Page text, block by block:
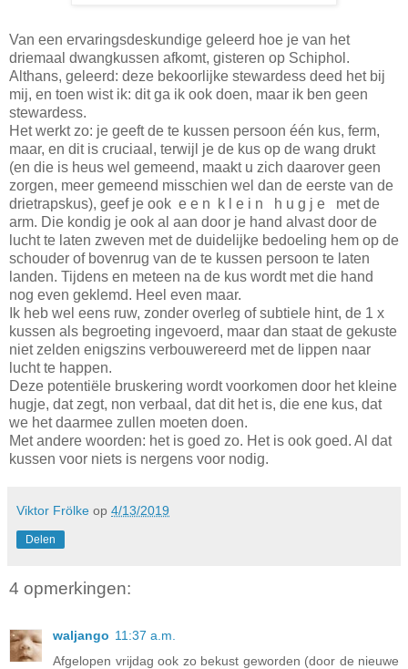
Van een ervaringsdeskundige geleerd hoe je van het
driemaal dwangkussen afkomt, gisteren op Schiphol.
Althans, geleerd: deze bekoorlijke stewardess deed het bij
mij, en toen wist ik: dit ga ik ook doen, maar ik ben geen
stewardess.
Het werkt zo: je geeft de te kussen persoon één kus, ferm,
maar, en dit is cruciaal, terwijl je de kus op de wang drukt
(en die is heus wel gemeend, maakt u zich daarover geen
zorgen, meer gemeend misschien wel dan de eerste van de
drietrapskus), geef je ook e e n k l e i n h u g j e met de
arm. Die kondig je ook al aan door je hand alvast door de
lucht te laten zweven met de duidelijke bedoeling hem op de
schouder of bovenrug van de te kussen persoon te laten
landen. Tijdens en meteen na de kus wordt met die hand
nog even geklemd. Heel even maar.
Ik heb wel eens ruw, zonder overleg of subtiele hint, de 1 x
kussen als begroeting ingevoerd, maar dan staat de gekuste
niet zelden enigszins verbouwereerd met de lippen naar
lucht te happen.
Deze potentiële bruskering wordt voorkomen door het kleine
hugje, dat zegt, non verbaal, dat dit het is, die ene kus, dat
we het daarmee zullen moeten doen.
Met andere woorden: het is goed zo. Het is ook goed. Al dat
kussen voor niets is nergens voor nodig.
Viktor Frölke op 4/13/2019
Delen
4 opmerkingen:
waljango 11:37 a.m.
Afgelopen vrijdag ook zo bekust geworden (door de nieuwe